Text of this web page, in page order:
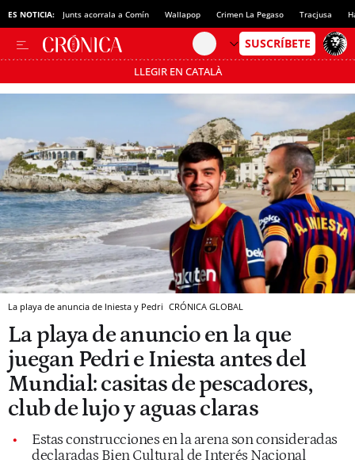
ES NOTICIA: Junts acorrala a Comín Wallapop Crimen La Pegaso Tracjusa
LLEGIR EN CATALÀ
Pásate al MODO AHORRO
La playa de anuncia de Iniesta y Pedri CRÓNICA GLOBAL
La playa de anuncio en la que
juegan Pedri e Iniesta antes del
Mundial: casitas de pescadores,
club de lujo y aguas claras
Estas construcciones en la arena son consideradas
declaradas Bien Cultural de Interés Nacional